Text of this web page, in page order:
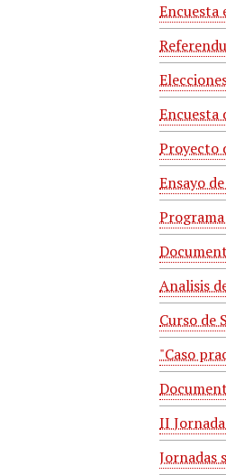
Encuesta
Encuesta
Proyecto
Ensayo
Programa
Analisis
Curso de
"Caso
II
Jornadas